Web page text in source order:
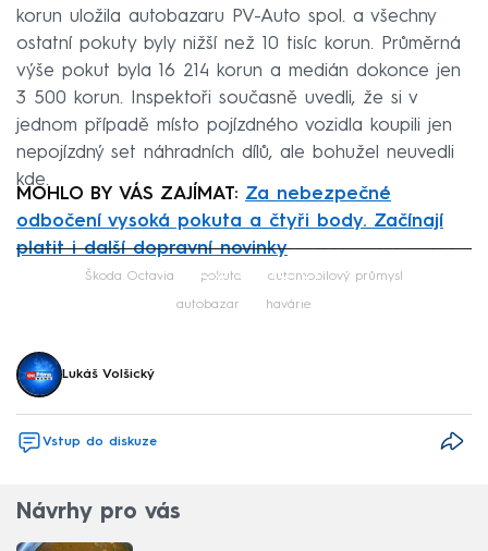
korun uložila autobazaru PV-Auto spol. a všechny
ostatní pokuty byly nižší než 10 tisíc korun. Průměrná
výše pokut byla 16 214 korun a medián dokonce jen
3 500 korun. Inspektoři současně uvedli, že si v
jednom případě místo pojízdného vozidla koupili jen
nepojízdný set náhradních dílů, ale bohužel neuvedli
kde.
MOHLO BY VÁS ZAJÍMAT: Za nebezpečné
odbočení vysoká pokuta a čtyři body. Začínají
platit i další dopravní novinky
Failed to fetch
Škoda Octavia pokuta automobilový průmysl
autobazar havárie
Lukáš Volšický
Vstup do diskuze
Návrhy pro vás